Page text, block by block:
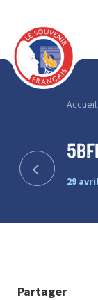
Accueil
29
Partager